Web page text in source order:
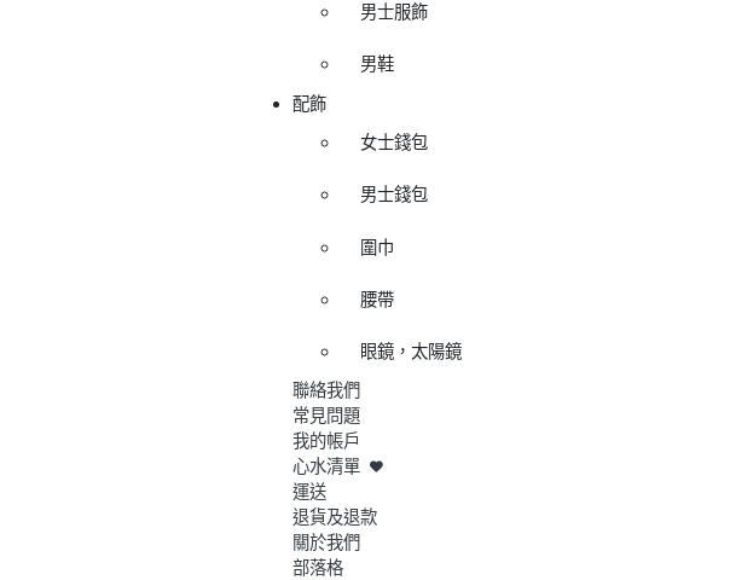
男士服飾
男鞋
配飾
女士錢包
男士錢包
圍巾
腰帶
眼鏡，太陽鏡
聯絡我們
常見問題
我的帳戶
心水清單
運送
退貨及退款
關於我們
部落格